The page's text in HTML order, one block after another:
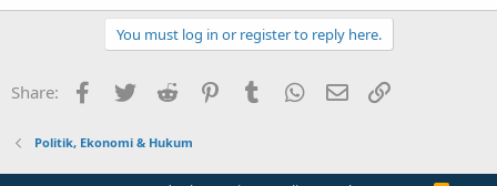
You must log in or register to reply here.
Share: Facebook
Twitter Reddit PinterestTumblr WhatsApp
Email
Politik, Ekonomi & Hukum